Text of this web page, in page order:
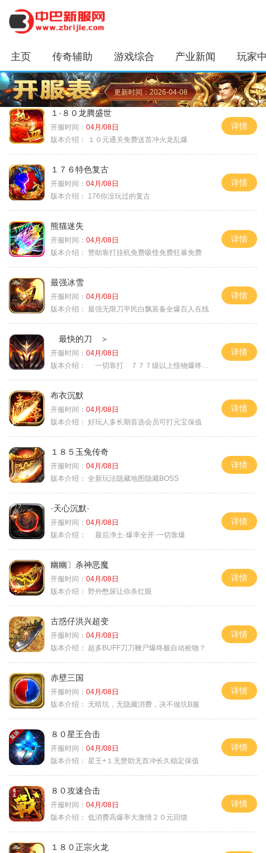
主页 传奇辅助 游戏综合 产业新闻 玩家
更新时间：2026-04-08
１·８０龙腾盛世
开服时间： 04月/08日
版本介绍：
１０元通关免费送首冲火龙乱爆
详情
１７６特色复古
开服时间： 04月/08日
版本介绍：
176你没玩过的复古
详情
熊猫迷失
开服时间： 04月/08日
版本介绍： 赞助靠打挂机免费吸怪免费狂暴免费
详情
最强冰雪
开服时间： 04月/08日
版本介绍： 最强无限刀平民白飘装备全爆百人在线
详情
最快的刀 ＞
开服时间： 04月/08日
版本介绍：
一切靠打 ７７７级以上怪物爆终极 ＞
详情
布衣沉默
开服时间： 04月/08日
版本介绍： 好玩人多长期首选会员可打元宝保值
详情
１８５玉兔传奇
开服时间： 04月/08日
版本介绍： 全新玩法隐藏地图隐藏BOSS
详情
·天心沉默·
开服时间： 04月/08日
版本介绍：
最后净土·爆率全开·一切靠爆
详情
幽幽〕杀神恶魔
开服时间： 04月/08日
版本介绍：
野外憋尿让你杀红眼
详情
古惑仔洪兴超变
开服时间： 04月/08日
版本介绍：
超多BUFF刀刀鞭尸爆终极自动捡物？
详情
赤壁三国
开服时间： 04月/08日
版本介绍： 无暗坑，无隐藏消费，决不做坑B服
详情
８０星王合击
开服时间： 04月/08日
版本介绍： 星王+１无赞助无首冲长久稳定保值
详情
８０攻速合击
开服时间： 04月/08日
版本介绍： 低消费高爆率大激情２０元回馈
详情
１８０正宗火龙